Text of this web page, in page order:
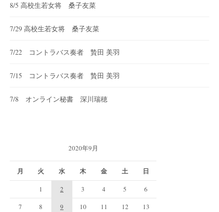
8/5 高校生若女将 桑子友菜
7/29 高校生若女将 桑子友菜
7/22 コントラバス奏者 贄田 美羽
7/15 コントラバス奏者 贄田 美羽
7/8 オンライン秘書 深川瑞穂
2020年9月
月 火 水 木 金 土 日
1 2 3 4 5
6
7
8 9 10 11 12 13